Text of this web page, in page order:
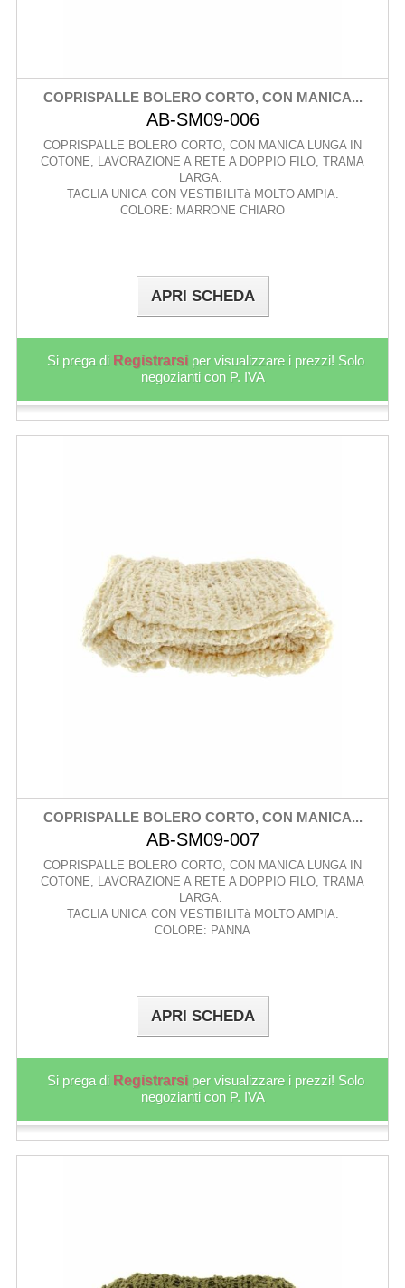
COPRISPALLE BOLERO CORTO, CON MANICA...
AB-SM09-006
COPRISPALLE BOLERO CORTO, CON MANICA LUNGA IN
COTONE, LAVORAZIONE A RETE A DOPPIO FILO, TRAMA
LARGA.
TAGLIA UNICA CON VESTIBILITà MOLTO AMPIA.
COLORE: MARRONE CHIARO
APRI SCHEDA
Si prega di Registrarsi per visualizzare i prezzi! Solo
negozianti con P. IVA
COPRISPALLE BOLERO CORTO, CON MANICA...
AB-SM09-007
COPRISPALLE BOLERO CORTO, CON MANICA LUNGA IN
COTONE, LAVORAZIONE A RETE A DOPPIO FILO, TRAMA
LARGA.
TAGLIA UNICA CON VESTIBILITà MOLTO AMPIA.
COLORE: PANNA
APRI SCHEDA
Si prega di Registrarsi per visualizzare i prezzi! Solo
negozianti con P. IVA